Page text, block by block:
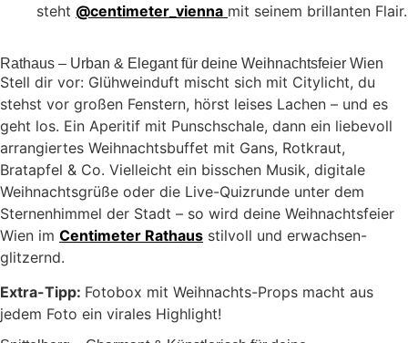
steht @centimeter_vienna mit seinem brillanten Flair.
Rathaus – Urban & Elegant für deine Weihnachtsfeier Wien
Stell dir vor: Glühweinduft mischt sich mit Citylicht, du
stehst vor großen Fenstern, hörst leises Lachen – und es
geht los. Ein Aperitif mit Punschschale, dann ein liebevoll
arrangiertes Weihnachtsbuffet mit Gans, Rotkraut,
Bratapfel & Co. Vielleicht ein bisschen Musik, digitale
Weihnachtsgrüße oder die Live-Quizrunde unter dem
Sternenhimmel der Stadt – so wird deine Weihnachtsfeier
Wien im Centimeter Rathaus stilvoll und erwachsen-
glitzernd.
Extra-Tipp: Fotobox mit Weihnachts-Props macht aus
jedem Foto ein virales Highlight!